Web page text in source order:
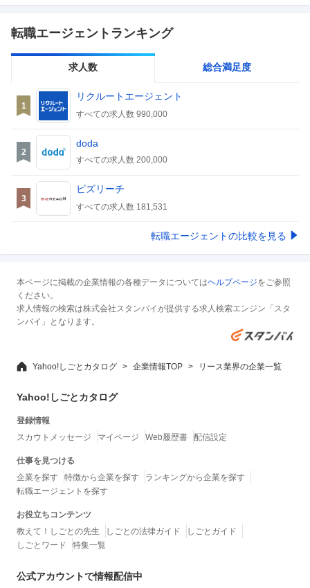
転職エージェントランキング
求人数 総合満足度
1
リクルートエージェント
すべての求人数 990,000
2
doda
すべての求人数 200,000
3
ビズリーチ
すべての求人数 181,531
転職エージェントの比較を見る
本ページに掲載の企業情報の各種データについてはヘルプページをご参照
ください。
求人情報の検索は株式会社スタンバイが提供する求人検索エンジン「スタ
ンバイ」となります。
Yahoo!しごとカタログ 企業情報TOP リース業界の企業一覧
Yahoo!しごとカタログ
登録情報
スカウトメッセージ
マイページ Web履歴書 配信設定
仕事を見つける
企業を探す
特徴から企業を探す
ランキングから企業を探す
転職エージェントを探す
お役立ちコンテンツ
教えて！しごとの先生
しごとの法律ガイド
しごとガイド
しごとワード
特集一覧
公式アカウントで情報配信中